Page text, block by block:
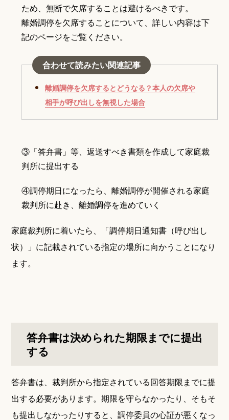
ため、無断で欠席することは避けるべきです。
離婚調停を欠席することについて、詳しい内容は下
記のページをご覧ください。
合わせて読みたい関連記事
離婚調停を欠席するとどうなる？本人の欠席や
相手が呼び出しを無視した場合
③「答弁書」等、返送すべき書類を作成して家庭裁
判所に提出する
④調停期日になったら、離婚調停が開催される家庭
裁判所に赴き、離婚調停を進めていく
家庭裁判所に着いたら、「調停期日通知書（呼び出し
状）」に記載されている指定の場所に向かうことになり
ます。
答弁書は決められた期限までに提出
する
答弁書は、裁判所から指定されている回答期限までに提
出する必要があります。期限を守らなかったり、そもそ
も提出しなかったりすると、調停委員の心証が悪くなっ